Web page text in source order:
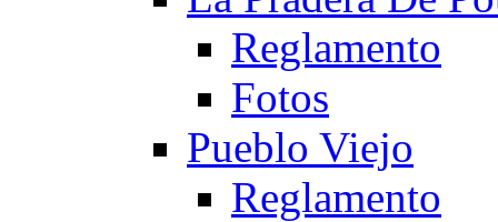
Reglamento
Fotos
Pueblo Viejo
Reglamento